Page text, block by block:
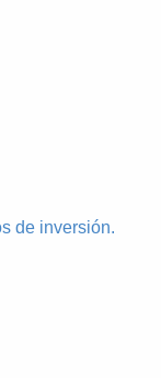
de inversión.